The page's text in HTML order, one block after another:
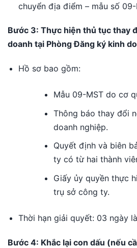
chuyển địa điểm – mẫu số 09-
Bước 3: Thực hiện thủ tục thay
doanh tại Phòng Đăng ký kinh
Hồ sơ bao gồm:
Mẫu 09-MST do cơ
Thông báo thay đổi
doanh nghiệp.
Quyết định và biên
ty có từ hai thành
Giấy ủy quyền thực
trụ sở công ty.
Thời hạn giải quyết: 03 ngày
Bước 4: Khắc lại con dấu (nếu